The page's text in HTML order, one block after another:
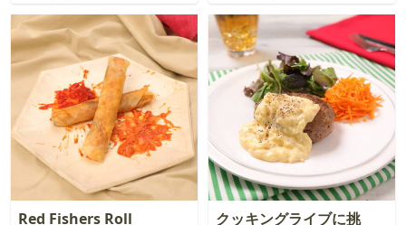
Red Fishers Roll
クッキングライブに挑